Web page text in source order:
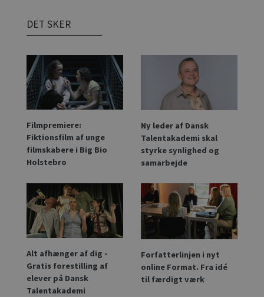
DET SKER
Filmpremiere:
Fiktionsfilm af unge
filmskabere i Big Bio
Holstebro
Ny leder af Dansk
Talentakademi skal
styrke synlighed og
samarbejde
Alt afhænger af dig -
Gratis forestilling af
elever på Dansk
Talentakademi
Forfatterlinjen i nyt
online Format. Fra idé
til færdigt værk